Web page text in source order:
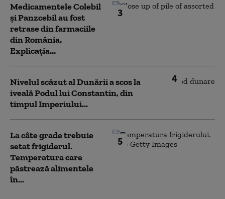
3
Medicamentele Colebil
și Panzcebil au fost
retrase din farmaciile
din România.
Explicația...
4
Nivelul scăzut al Dunării a scos la
iveală Podul lui Constantin, din
timpul Imperiului...
5
La câte grade trebuie
setat frigiderul.
Temperatura care
păstrează alimentele
în...